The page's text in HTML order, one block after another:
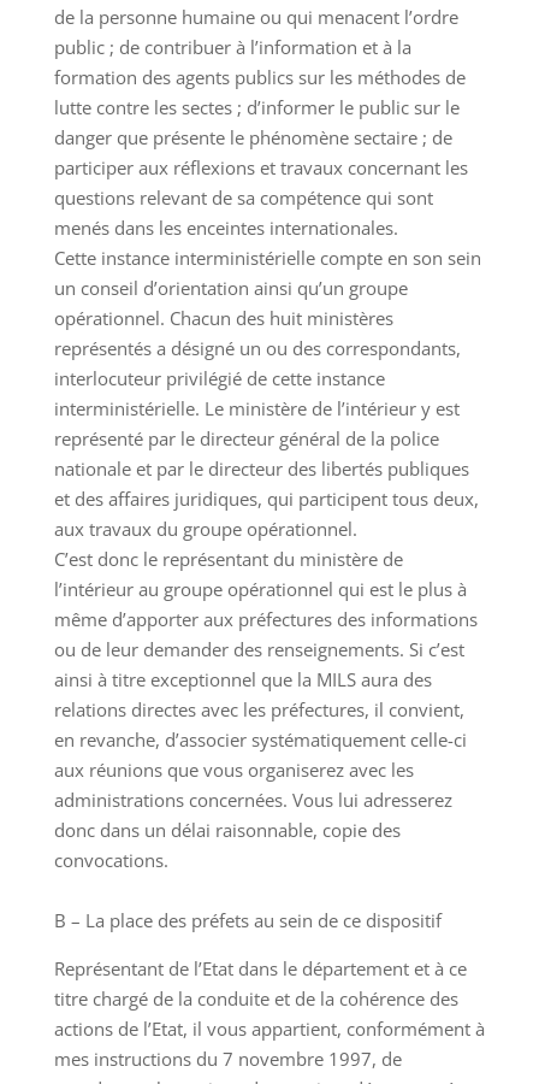
de la personne humaine ou qui menacent l’ordre
public ; de contribuer à l’information et à la
formation des agents publics sur les méthodes de
lutte contre les sectes ; d’informer le public sur le
danger que présente le phénomène sectaire ; de
participer aux réflexions et travaux concernant les
questions relevant de sa compétence qui sont
menés dans les enceintes internationales.
Cette instance interministérielle compte en son sein
un conseil d’orientation ainsi qu’un groupe
opérationnel. Chacun des huit ministères
représentés a désigné un ou des correspondants,
interlocuteur privilégié de cette instance
interministérielle. Le ministère de l’intérieur y est
représenté par le directeur général de la police
nationale et par le directeur des libertés publiques
et des affaires juridiques, qui participent tous deux,
aux travaux du groupe opérationnel.
C’est donc le représentant du ministère de
l’intérieur au groupe opérationnel qui est le plus à
même d’apporter aux préfectures des informations
ou de leur demander des renseignements. Si c’est
ainsi à titre exceptionnel que la MILS aura des
relations directes avec les préfectures, il convient,
en revanche, d’associer systématiquement celle-ci
aux réunions que vous organiserez avec les
administrations concernées. Vous lui adresserez
donc dans un délai raisonnable, copie des
convocations.
B – La place des préfets au sein de ce dispositif
Représentant de l’Etat dans le département et à ce
titre chargé de la conduite et de la cohérence des
actions de l’Etat, il vous appartient, conformément à
mes instructions du 7 novembre 1997, de